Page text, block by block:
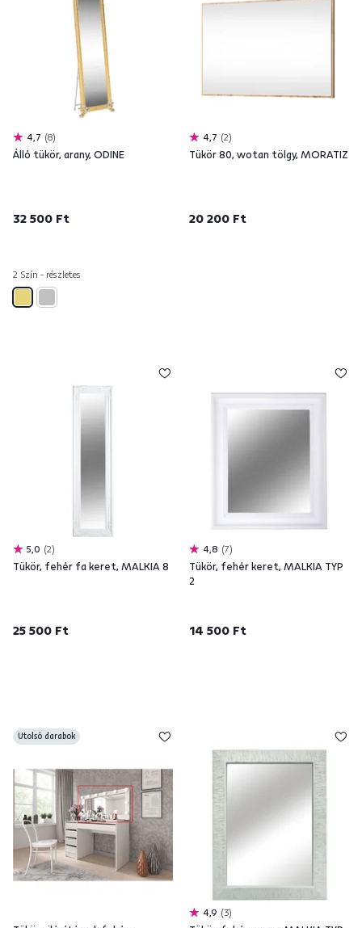
4,7 8
Álló tükör, arany, ODINE
32 500 Ft
2 Szín - részletes
4,7 2
Tükör 80, wotan tölgy, MORATIZ
20 200 Ft
5,0 2
Tükör, fehér fa keret, MALKIA 8
25 500 Ft
4,8 7
Tükör, fehér keret, MALKIA TYP
2
14 500 Ft
Utolsó darabok
4,9 3